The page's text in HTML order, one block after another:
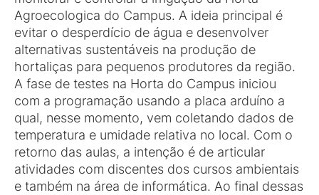
Agroecologica do Campus. A ideia principal é
evitar o desperdício de água e desenvolver
alternativas sustentáveis na produção de
hortaliças para pequenos produtores da região.
A fase de testes na Horta do Campus iniciou
com a programação usando a placa arduíno a
qual, nesse momento, vem coletando dados de
temperatura e umidade relativa no local. Com o
retorno das aulas, a intenção é de articular
atividades com discentes dos cursos ambientais
e também na área de informática. Ao final dessas